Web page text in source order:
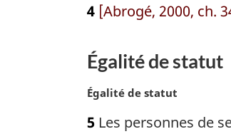
a
e
:
4 [Abrogé, 2000, ch.
Égalité de statut
N
t
Égalité de statut
5 Les personnes de